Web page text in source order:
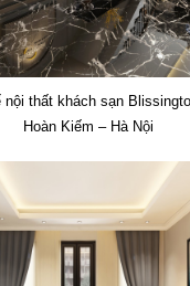
nội thất khách sạn
Hoàn Kiếm – Hà Nội